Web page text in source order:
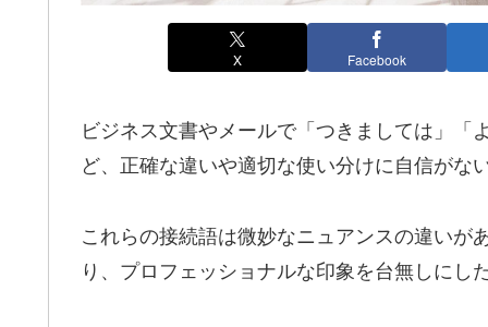
X Facebook
ビジネス文書やメールで「つきましては」
ど、正確な違いや適切な使い分けに自信がな
これらの接続語は微妙なニュアンスの違い
り、プロフェッショナルな印象を台無しにし